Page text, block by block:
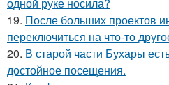
19. После больших проектов
переключиться на что-то
20. В старой части Бухары
достойное посещения.